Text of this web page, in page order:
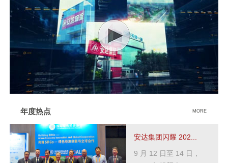
年度热点 MORE
安达集团闪耀 202...
9 月 12 日至 14 日，